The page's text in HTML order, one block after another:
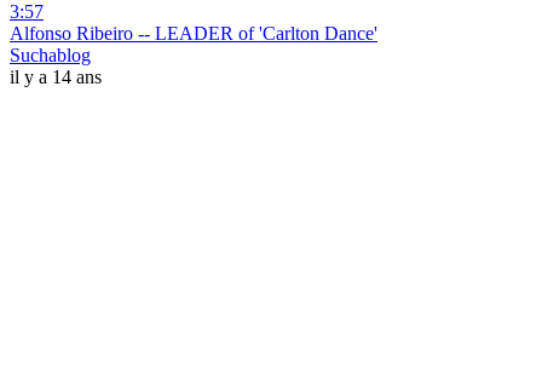
3:57
Alfonso Ribeiro -- LEADER of 'Carlton Dance'
Suchablog
il y a 14 ans